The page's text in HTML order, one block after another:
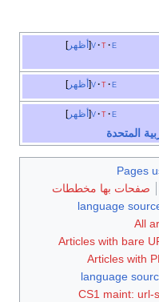
أظهر v t e
أظهر v t e
أظهر v t e
المتحدة
Pages
صفحات بها مخططات
All
Articles with bare
Articles with
CS1 maint: url-